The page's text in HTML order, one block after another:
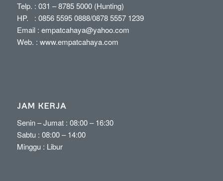
Telp. : 031 – 8785 5000(Hunting)
HP. : 0856 5595 0888/0878 5557 1239
Email : empatcahaya@yahoo.com
Web. : www.empatcahaya.com
JAM KERJA
Senin – Jumat : 08:00 – 16:30
Sabtu : 08:00 – 14:00
Minggu : Libur